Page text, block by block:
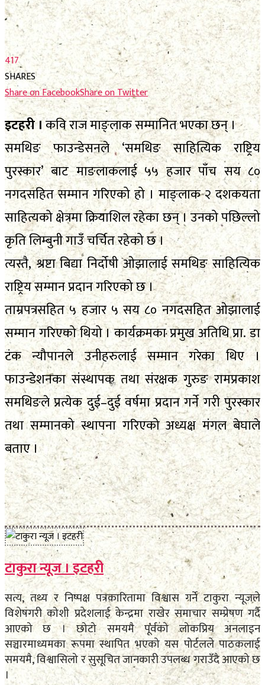
निर्वाचन
भिजिट नेपाल
सम्पादकीय
स्थानीय निर्वाचन
No Result
View All Result
भिजिट नेपाल
सम्पादकीय
स्थानीय निर्वाचन
No Result
View All Result
417
SHARES
Share on FacebookShare on Twitter
इटहरी ।कवि राज माङ्लाक सम्मानित भएका छन् ।
समथिङ फाउन्डेसनले ‘समथिङ साहित्यिक राष्ट्रिय
पुरस्कार’ बाट माङलाकलाई ५५ हजार पाँच सय ८०
नगदसहित सम्मान गरिएको हो । माङ्लाक २ दशकयता
साहित्यको क्षेत्रमा क्रियाशिल रहेका छन् । उनको पछिल्लो
कृति लिम्बुनी गाउँ चर्चित रहेको छ ।
त्यस्तै, श्रष्टा बिद्या निर्दोषी ओझालाई समथिङ साहित्यिक
राष्ट्रिय सम्मान प्रदान गरिएको छ ।
ताम्रपत्रसहित ५ हजार ५ सय ८० नगदसहित ओझालाई
सम्मान गरिएको थियो । कार्यक्रमका प्रमुख अतिथि प्रा. डा
टंक न्यौपानले उनीहरुलाई सम्मान गरेका थिए ।
फाउन्डेशनका संस्थापक तथा संरक्षक गुरुङ रामप्रकाश
समथिङले प्रत्येक दुई–दुई वर्षमा प्रदान गर्ने गरी पुरस्कार
तथा सम्मानको स्थापना गरिएको अध्यक्ष मंगल बेघाले
बताए ।
टाकुरा न्यूज । इटहरी
सत्य, तथ्य र निष्पक्ष पत्रकारितामा विश्वास गर्ने टाकुरा न्यूजले
विशेषगरी कोशी प्रदेशलाई केन्द्रमा राखेर समाचार सम्प्रेषण गर्दै
आएको छ । छोटो समयमै पूर्वको लोकप्रिय अनलाइन
सञ्चारमाध्यमका रूपमा स्थापित भएको यस पोर्टलले पाठकलाई
समयमै, विश्वासिलो र सुसूचित जानकारी उपलब्ध गराउँदै आएको छ
।